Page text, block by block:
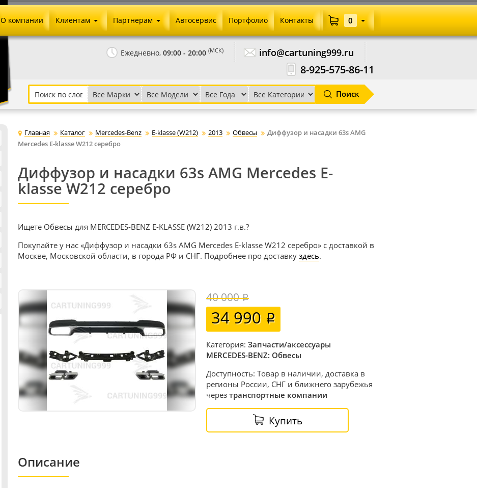
Ежедневно, 09:00 - 20:00 (МСК) info@cartuning999.ru
8-925-575-86-11
Поиск
О компании Клиентам
Как сделать заказ
Установка на авто
Письмо директору
Партнерам
Агентское вознаграждение
Скачать прайс
Автосервис Портфолио Контакты 0
Главная Каталог Mercedes-Benz E-klasse (W212) 2013 Обвесы
Диффузор и насадки 63s AMG
Mercedes E-klasse W212 серебро
Диффузор и насадки 63s AMG Mercedes E-
klasse W212 серебро
Ищете Обвесы для MERCEDES-BENZ E-KLASSE (W212) 2013 г.в.?
Покупайте у нас «Диффузор и насадки 63s AMG Mercedes E-klasse W212 серебро» с доставкой в
Москве, Московской области, в города РФ и СНГ. Подробнее про доставку здесь.
40 000
34 990
Категория: Запчасти/аксессуары
MERCEDES-BENZ: Обвесы
Доступность: Товар в наличии, доставка в
регионы России, СНГ и ближнего зарубежья
через транспортные компании
Купить
Описание